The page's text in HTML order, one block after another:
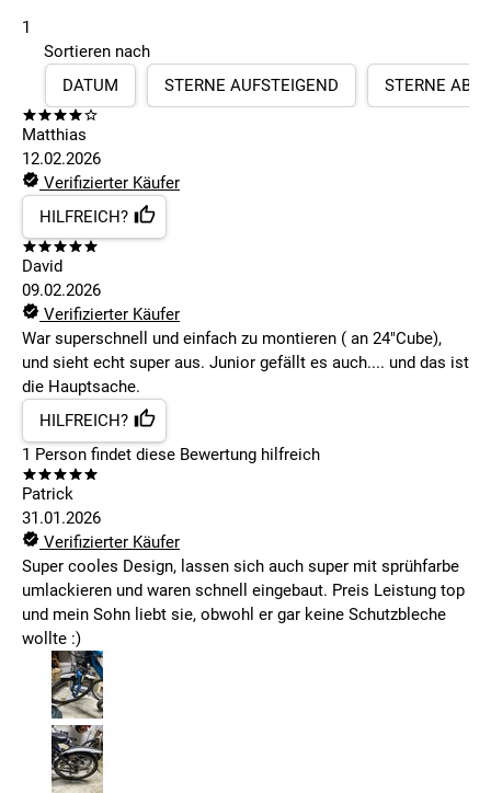
1
Sortieren nach
DATUM
STERNE AUFSTEIGEND STERNE
Matthias
12.02.2026
Verifizierter Käufer
HILFREICH?
David
09.02.2026
Verifizierter Käufer
War superschnell und einfach zu montieren ( an 24"Cube),
und sieht echt super aus. Junior gefällt es auch.... und das ist
die Hauptsache.
HILFREICH?
1 Person findet diese Bewertung hilfreich
Patrick
31.01.2026
Verifizierter Käufer
Super cooles Design, lassen sich auch super mit sprühfarbe
umlackieren und waren schnell eingebaut. Preis Leistung top
und mein Sohn liebt sie, obwohl er gar keine Schutzbleche
wollte :)